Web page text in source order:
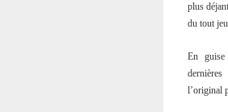
plus
du tout
En
l’original